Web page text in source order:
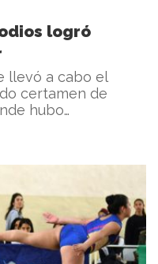
logró
llevó a cabo el
certamen de
hubo…